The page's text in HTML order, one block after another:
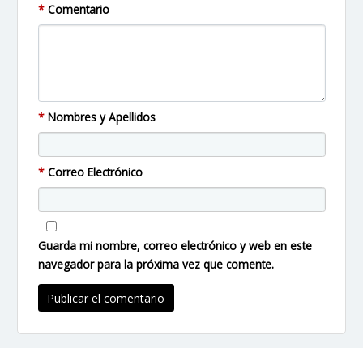
*Comentario
*Nombres y Apellidos
*Correo Electrónico
Guarda mi nombre, correo electrónico y web en este
navegador para la próxima vez que comente.